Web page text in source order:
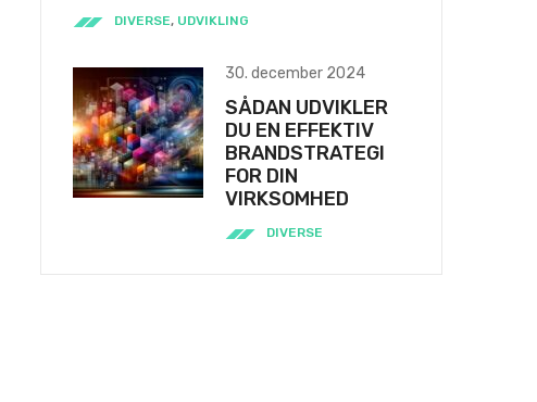
DIVERSE, UDVIKLING
30. december 2024
SÅDAN UDVIKLER
DU EN EFFEKTIV
BRANDSTRATEGI
FOR DIN
VIRKSOMHED
DIVERSE